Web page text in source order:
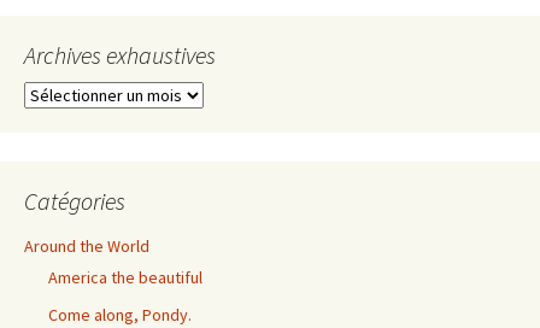
Archives exhaustives
Archives
Catégories
Around the World
America the beautiful
Come along, Pondy.